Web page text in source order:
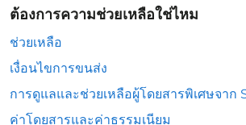
ต้องการความช่วยเหลือใช่ไหม
ช่วยเหลือ
เงื่อนไขการขนส่ง
การดูแลและช่วยเหลือผู้โดยสารพิเศษจาก
ค่าโดยสารและค่าธรรมเนียม